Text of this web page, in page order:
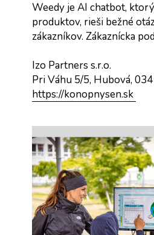
Weedy je AI chatbot,
produktov, rieši bežné
zákazníkov. Zákaznícka
Izo Partners s.r.o.
Pri Váhu 5/5, Hubová,
https://konopnysen.sk